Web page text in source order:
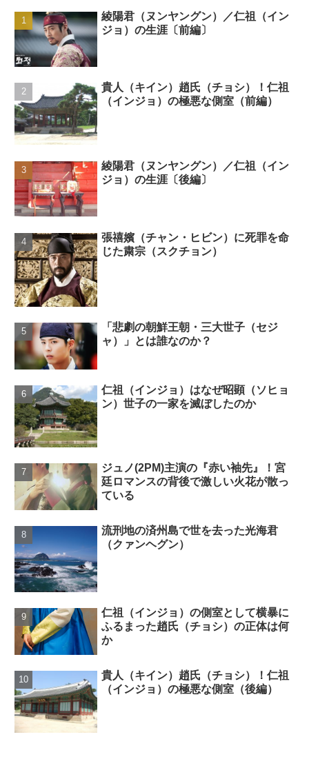
綾陽君（ヌンヤングン）／仁祖（イン
ジョ）の生涯〔前編〕
貴人（キイン）趙氏（チョシ）！仁祖
（インジョ）の極悪な側室（前編）
綾陽君（ヌンヤングン）／仁祖（イン
ジョ）の生涯〔後編〕
張禧嬪（チャン・ヒビン）に死罪を命
じた粛宗（スクチョン）
「悲劇の朝鮮王朝・三大世子（セジ
ャ）」とは誰なのか？
仁祖（インジョ）はなぜ昭顕（ソヒョ
ン）世子の一家を滅ぼしたのか
ジュノ(2PM)主演の『赤い袖先』！宮
廷ロマンスの背後で激しい火花が散っ
ている
流刑地の済州島で世を去った光海君
（クァンヘグン）
仁祖（インジョ）の側室として横暴に
ふるまった趙氏（チョシ）の正体は何
か
貴人（キイン）趙氏（チョシ）！仁祖
（インジョ）の極悪な側室（後編）